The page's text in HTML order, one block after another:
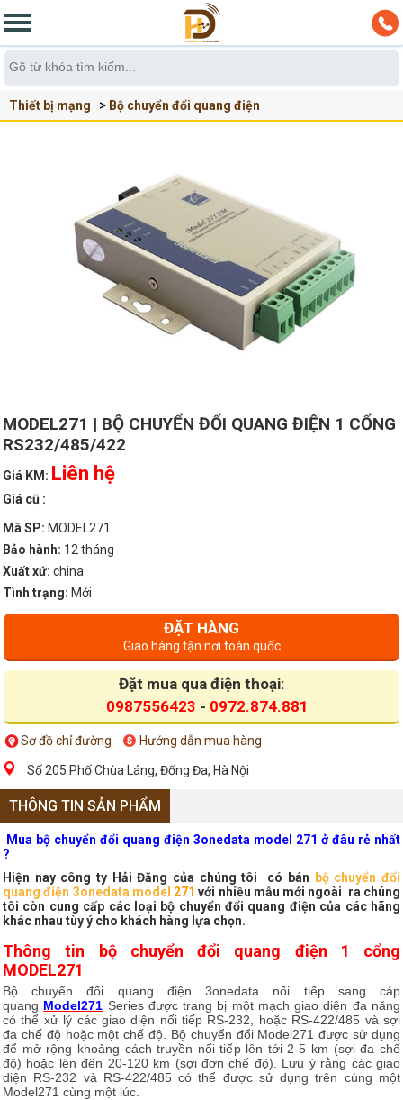
Thiết bị mạng Bộ chuyển đổi quang điện
MODEL271 | BỘ CHUYỂN ĐỔI QUANG ĐIỆN 1 CỔNG
RS232/485/422
Giá KM: Liên hệ
Giá cũ :
Mã SP: MODEL271
Bảo hành: 12 tháng
Xuất xứ: china
Tình trạng: Mới
ĐẶT HÀNG
Giao hàng tận nơi toàn quốc
Đặt mua qua điện thoại:
0987556423 - 0972.874.881
Sơ đồ chỉ đường Hướng dẫn mua hàng
Số 205 Phố Chùa Láng, Đống Đa, Hà Nội
THÔNG TIN SẢN PHẨM
Mua bộ chuyển đổi quang điện 3onedata model 271 ở đâu rẻ nhất
?
Hiện nay công ty Hải Đăng của chúng tôi có bán bộ chuyển đổi
quang điện 3onedata model 271 với nhiều mẫu mới ngoài ra chúng
tôi còn cung cấp các loại bộ chuyển đổi quang điện của các hãng
khác nhau tùy ý cho khách hàng lựa chọn.
Thông tin bộ chuyển đổi quang điện 1 cổng
MODEL271
Bộ chuyển đổi quang điện 3onedata nối tiếp sang cáp
quang Model271 Series được trang bị một mạch giao diện đa năng
có thể xử lý các giao diện nối tiếp RS-232, hoặc RS-422/485 và sợi
đa chế độ hoặc một chế độ. Bộ chuyển đổi Model271 được sử dụng
để mở rộng khoảng cách truyền nối tiếp lên tới 2-5 km (sợi đa chế
độ) hoặc lên đến 20-120 km (sợi đơn chế độ). Lưu ý rằng các giao
diện RS-232 và RS-422/485 có thể được sử dụng trên cùng một
Model271 cùng một lúc.